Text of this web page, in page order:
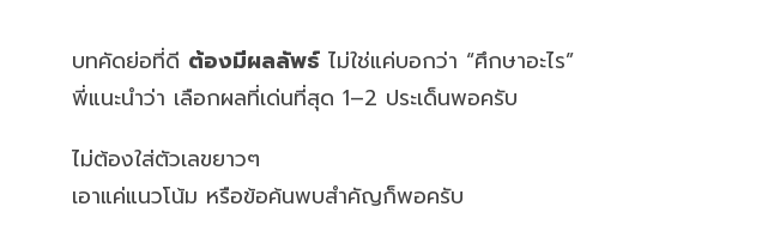
บทคัดย่อที่ดี ต้องมีผลลัพธ์ ไม่ใช่แค่บอกว่า “ศึกษาอะไร”
พี่แนะนำว่า เลือกผลที่เด่นที่สุด 1–2 ประเด็นพอครับ
ไม่ต้องใส่ตัวเลขยาวๆ
เอาแค่แนวโน้ม หรือข้อค้นพบสำคัญก็พอครับ